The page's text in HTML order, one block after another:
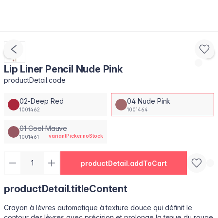
Lip Liner Pencil Nude Pink
productDetail.code
02-Deep Red
1001462
04 Nude Pink
1001464
01 Cool Mauve
1001461 variantPicker.noStock
productDetail.addToCart
productDetail.titleContent
Crayon à lèvres automatique à texture douce qui définit le